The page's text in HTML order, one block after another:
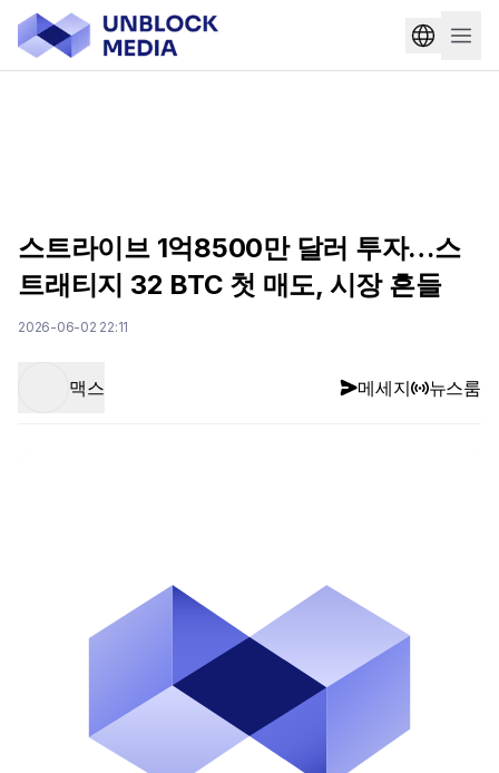
스트라이브 1억8500만 달러 투자…스
트래티지 32 BTC 첫 매도, 시장 흔들
2026-06-02 22:11
맥스 메세지 뉴스룸